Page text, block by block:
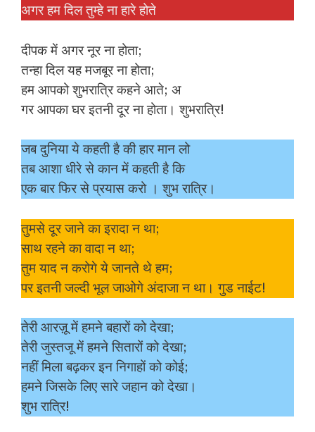
अगर हम दिल तुम्हे ना हारे होते
दीपक में अगर नूर ना होता;
तन्हा दिल यह मजबूर ना होता;
हम आपको शुभरात्रि कहने आते; अ
गर आपका घर इतनी दूर ना होता। शुभरात्रि!
जब दुनिया ये कहती है की हार मान लो
तब आशा धीरे से कान में कहती है कि
एक बार फिर से प्रयास करो । शुभ रात्रि।
तुमसे दूर जाने का इरादा न था;
साथ रहने का वादा न था;
तुम याद न करोगे ये जानते थे हम;
पर इतनी जल्दी भूल जाओगे अंदाजा न था। गुड नाईट!
तेरी आरज़ू में हमने बहारों को देखा;
तेरी जुस्तजू में हमने सितारों को देखा;
नहीं मिला बढ़कर इन निगाहों को कोई;
हमने जिसके लिए सारे जहान को देखा।
शुभ रात्रि!